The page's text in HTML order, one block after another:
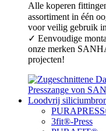
Alle koperen
assortiment in één
voor veilig gebruik
✓ Eenvoudige
onze merken
projecten!
Loodvrij
3fit®-Press